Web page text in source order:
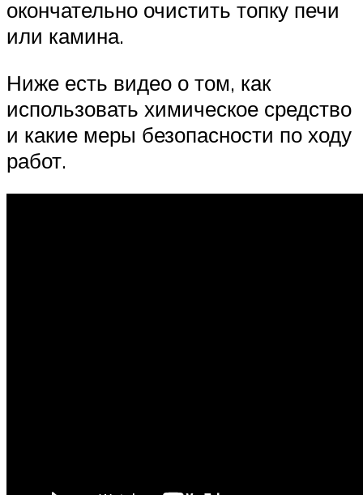
окончательно очистить топку печи
или камина.
Ниже есть видео о том, как
использовать химическое средство
и какие меры безопасности по ходу
работ.